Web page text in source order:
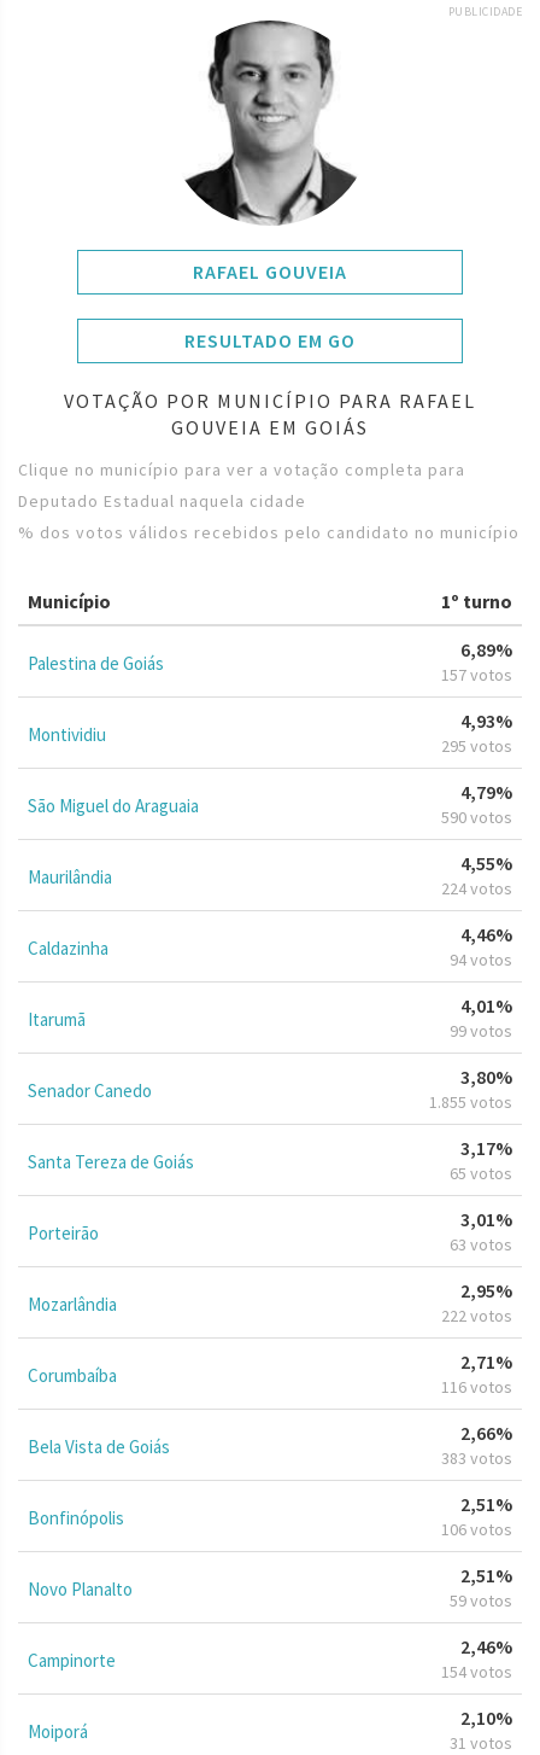
PUBLICIDADE
RAFAEL GOUVEIA
RESULTADO EM GO
VOTAÇÃO POR MUNICÍPIO PARA RAFAEL
GOUVEIA EM GOIÁS
Clique no município para ver a votação completa para
Deputado Estadual naquela cidade
% dos votos válidos recebidos pelo candidato no município
Município 1º turno
Palestina de Goiás
6,89%
157 votos
Montividiu
4,93%
295 votos
São Miguel do Araguaia
4,79%
590 votos
Maurilândia
4,55%
224 votos
Caldazinha
4,46%
94 votos
Itarumã
4,01%
99 votos
Senador Canedo
3,80%
1.855 votos
Santa Tereza de Goiás
3,17%
65 votos
Porteirão
3,01%
63 votos
Mozarlândia
2,95%
222 votos
Corumbaíba
2,71%
116 votos
Bela Vista de Goiás
2,66%
383 votos
Bonfinópolis
2,51%
106 votos
Novo Planalto
2,51%
59 votos
Campinorte
2,46%
154 votos
Moiporá
2,10%
31 votos